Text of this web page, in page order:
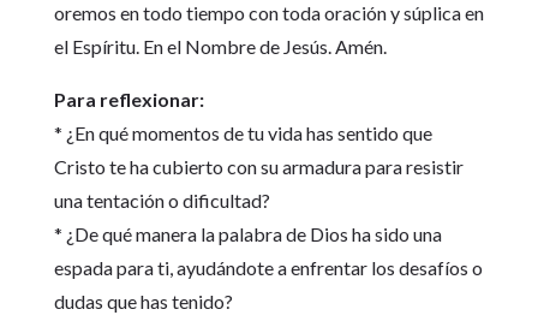
oremos en todo tiempo con toda oración y súplica en
el Espíritu. En el Nombre de Jesús. Amén.
Para reflexionar:
* ¿En qué momentos de tu vida has sentido que
Cristo te ha cubierto con su armadura para resistir
una tentación o dificultad?
* ¿De qué manera la palabra de Dios ha sido una
espada para ti, ayudándote a enfrentar los desafíos o
dudas que has tenido?